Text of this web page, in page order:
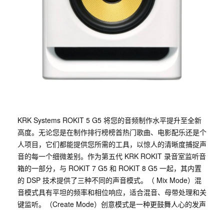
KRK Systems ROKIT 5 G5 将您的音频制作水平提升至全新
高度。无论您是在制作排行榜榜首热门歌曲、电影配乐还是个
人项目，它们都能提供您所需的工具，以惊人的清晰度捕捉声
音的每一个细微差别。作为第五代 KRK ROKIT 录音室监听音
箱的一部分，与 ROKIT 7 G5 和 ROKIT 8 G5 一起，其内置
的 DSP 技术提供了三种不同的声音模式。（ Mix Mode）混
音模式具有平坦的频率和相位响应，适合混音、母带处理和关
键监听。（Create Mode）创意模式是一种更鼓舞人心的发声